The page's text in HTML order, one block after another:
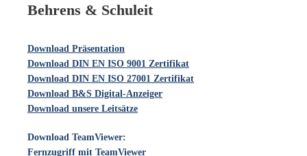
Behrens & Schuleit
Download Präsentation
Download DIN EN ISO 9001 Zertifikat
Download DIN EN ISO 27001 Zertifikat
Download B&S Digital-Anzeiger
Download unsere Leitsätze
Download TeamViewer:
Fernzugriff mit TeamViewer